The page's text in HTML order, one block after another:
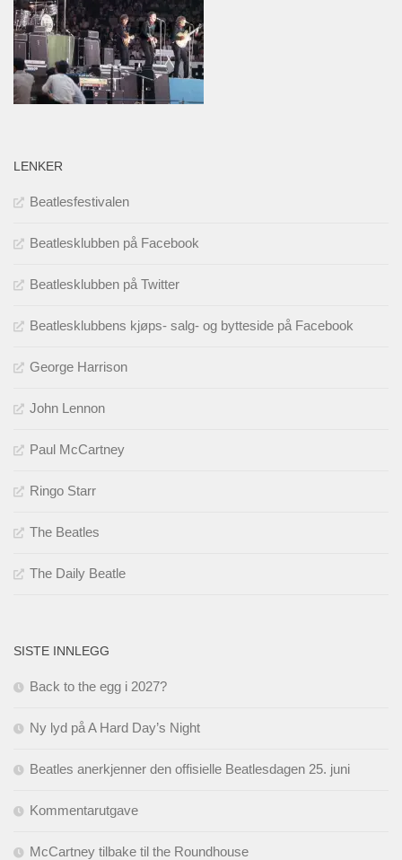
LENKER
Beatlesfestivalen
Beatlesklubben på Facebook
Beatlesklubben på Twitter
Beatlesklubbens kjøps- salg- og bytteside på Facebook
George Harrison
John Lennon
Paul McCartney
Ringo Starr
The Beatles
The Daily Beatle
SISTE INNLEGG
Back to the egg i 2027?
Ny lyd på A Hard Day’s Night
Beatles anerkjenner den offisielle Beatlesdagen 25. juni
Kommentarutgave
McCartney tilbake til the Roundhouse